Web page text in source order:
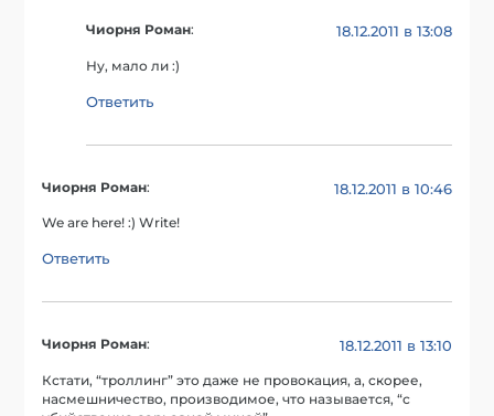
Чиорня Роман: 18.12.2011 в 13:08
Ну, мало ли :)
Ответить
Чиорня Роман: 18.12.2011 в 10:46
We are here! :) Write!
Ответить
Чиорня Роман: 18.12.2011 в 13:10
Кстати, “троллинг” это даже не провокация, а, скорее,
насмешничество, производимое, что называется, “с